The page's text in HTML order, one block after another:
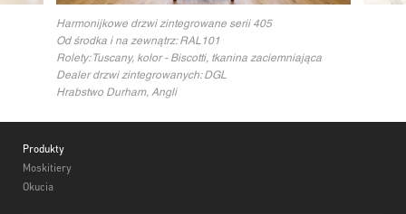
Harmonijkowe drzwi zintegrowane serii 405
Od środka i na zewnątrz: RAL101
Rolety: Tuscany, kolor - Biscotti, tkanina zaciemniająca
Dealer drzwi zintegrowanych: DGL
Hrabstwo Durham, Angli
Produkty
Moskitiery
Okucia